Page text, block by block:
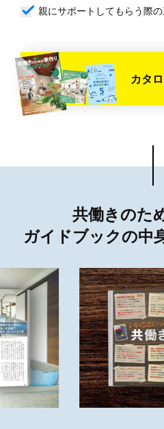
親にサポートしてもらう際
カタ
共働きのた
ガイドブックの中